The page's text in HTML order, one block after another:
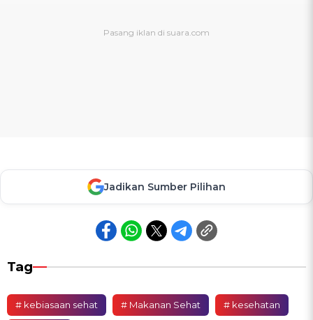
Jadikan Sumber Pilihan
Tag
# kebiasaan sehat # Makanan Sehat # kesehatan